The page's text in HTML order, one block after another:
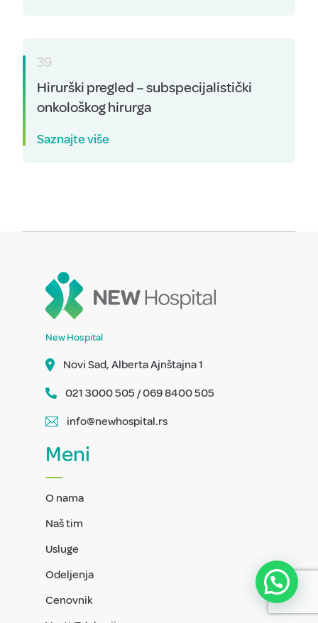
39
Hirurški pregled – subspecijalistički
onkološkog hirurga
Saznajte više
New Hospital
Novi Sad, Alberta Ajnštajna 1
021 3000 505 / 069 8400 505
info@newhospital.rs
Meni
O nama
Naš tim
Usluge
Odeljenja
Cenovnik